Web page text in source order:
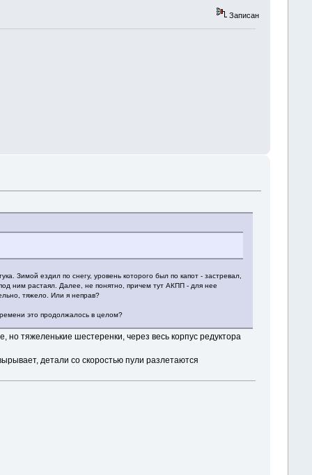
Записан
Зимой ездил по снегу, уровень которого был по капот - застревал,
ним растаял. Далее, не понятно, причем тут АКПП - для нее
тяжело. Или я неправ?
это продолжалось в целом?
тяжеленькие шестеренки, через весь корпус редуктора
детали со скоростью пули разлетаются